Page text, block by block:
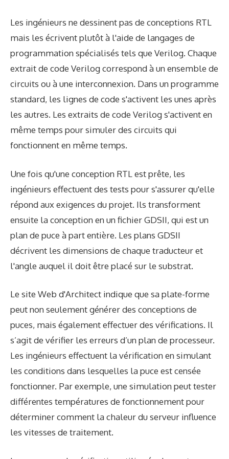
Les ingénieurs ne dessinent pas de conceptions RTL
mais les écrivent plutôt à l'aide de langages de
programmation spécialisés tels que Verilog. Chaque
extrait de code Verilog correspond à un ensemble de
circuits ou à une interconnexion. Dans un programme
standard, les lignes de code s'activent les unes après
les autres. Les extraits de code Verilog s'activent en
même temps pour simuler des circuits qui
fonctionnent en même temps.
Une fois qu'une conception RTL est prête, les
ingénieurs effectuent des tests pour s'assurer qu'elle
répond aux exigences du projet. Ils transforment
ensuite la conception en un fichier GDSII, qui est un
plan de puce à part entière. Les plans GDSII
décrivent les dimensions de chaque traducteur et
l'angle auquel il doit être placé sur le substrat.
Le site Web d'Architect indique que sa plate-forme
peut non seulement générer des conceptions de
puces, mais également effectuer des vérifications. Il
s’agit de vérifier les erreurs d’un plan de processeur.
Les ingénieurs effectuent la vérification en simulant
les conditions dans lesquelles la puce est censée
fonctionner. Par exemple, une simulation peut tester
différentes températures de fonctionnement pour
déterminer comment la chaleur du serveur influence
les vitesses de traitement.